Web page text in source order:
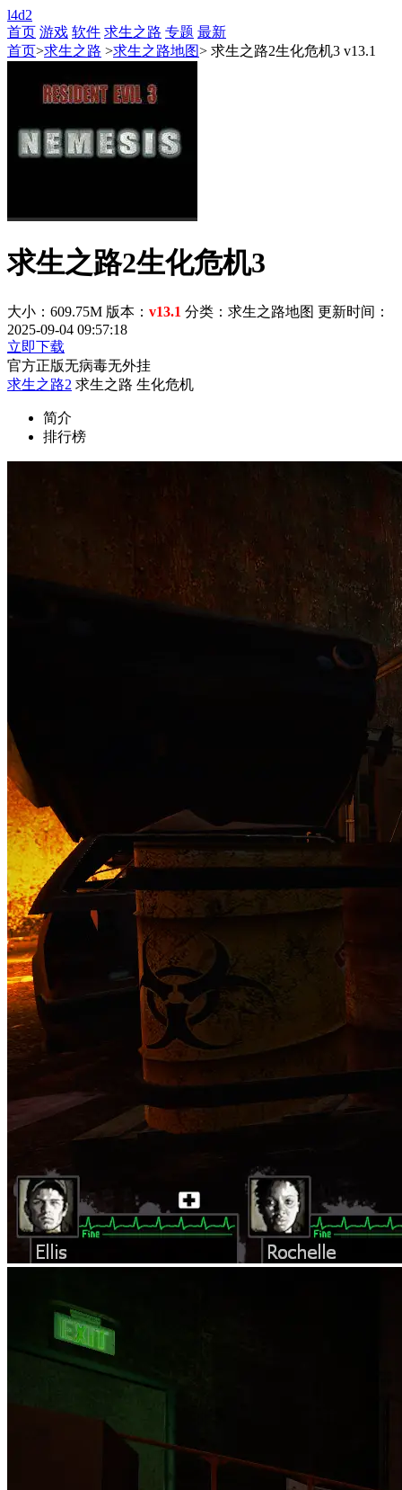
l4d2
首页 游戏 软件 求生之路 专题 最新
首页>求生之路 >求生之路地图> 求生之路2生化危机3 v13.1
求生之路2生化危机3
大小：609.75M 版本： v13.1 分类：求生之路地图 更新时间：
2025-09-04 09:57:18
立即下载
官方正版无病毒无外挂
求生之路2 求生之路 生化危机
简介
排行榜